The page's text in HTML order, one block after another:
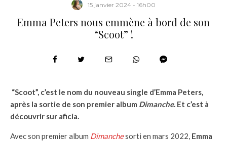
15 janvier 2024 - 16h00
Emma Peters nous emmène à bord de son
“Scoot” !
“Scoot”, c’est le nom du nouveau single d’Emma Peters,
après la sortie de son premier album Dimanche. Et c’est à
découvrir sur aficia.
Avec son premier album Dimanchesorti en mars 2022, Emma